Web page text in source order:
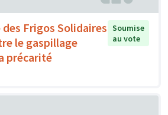
Frigos Solidaires
le gaspillage
précarité
Soumise
au vote